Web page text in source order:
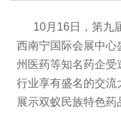
10月16日，第九
西南宁国际会展中心
州医药等知名药企
行业享有盛名的交
展示双蚁民族特色药